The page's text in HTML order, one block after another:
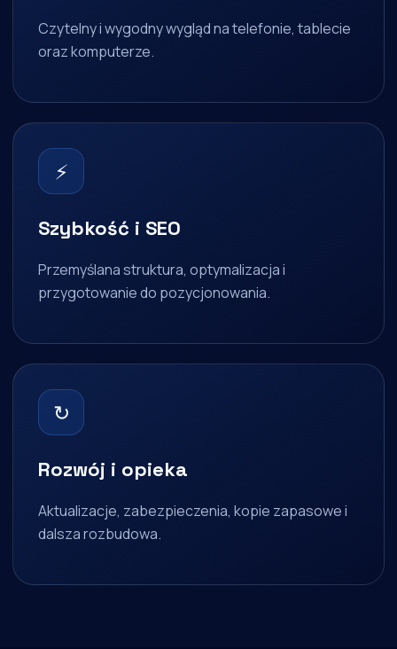
Czytelny i wygodny wygląd na telefonie, tablecie
oraz komputerze.
⚡
Szybkość i SEO
Przemyślana struktura, optymalizacja i
przygotowanie do pozycjonowania.
↻
Rozwój i opieka
Aktualizacje, zabezpieczenia, kopie zapasowe i
dalsza rozbudowa.